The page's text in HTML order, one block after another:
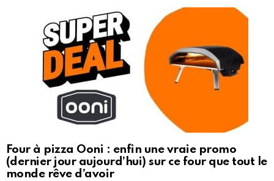
Four à pizza Ooni : enfin une vraie promo
(dernier jour aujourd’hui) sur ce four que tout le
monde rêve d’avoir